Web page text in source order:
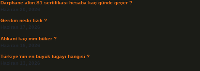
Darphane altın.S1 sertifikası hesaba kaç günde geçer ?
Haziran 20, 2026
Gerilim nedir fizik ?
Haziran 17, 2026
Abkant kaç mm büker ?
Haziran 16, 2026
Türkiye’nin en büyük tugayı hangisi ?
Haziran 13, 2026